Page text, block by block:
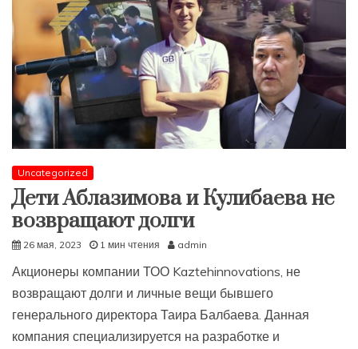
Uncategorized
Дети Аблазимова и Кулибаева не
возвращают долги
26 мая, 2023 1 мин чтения admin
Акционеры компании ТОО Kaztehinnovations, не
возвращают долги и личные вещи бывшего
генерального директора Таира Балбаева. Данная
компания специализируется на разработке и